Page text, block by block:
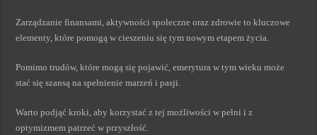
Zarządzanie finansami, aktywności społeczne oraz zdrowie to kluczowe
elementy, które pomogą w cieszeniu się tym nowym etapem życia.
Pomimo trudów, które mogą się pojawić, emerytura w tym wieku może
stać się szansą na spełnienie marzeń i pasji.
Warto podjąć kroki, aby korzystać z tej możliwości w pełni i z
optymizmem patrzeć w przyszłość.